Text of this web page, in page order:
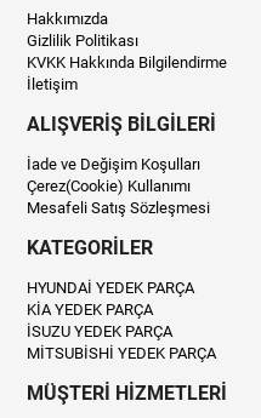
Hakkımızda
Gizlilik Politikası
KVKK Hakkında Bilgilendirme
İletişim
ALIŞVERİŞ BİLGİLERİ
İade ve Değişim Koşulları
Çerez(Cookie) Kullanımı
Mesafeli Satış Sözleşmesi
KATEGORİLER
HYUNDAİ YEDEK PARÇA
KİA YEDEK PARÇA
İSUZU YEDEK PARÇA
MİTSUBİSHİ YEDEK PARÇA
MÜŞTERİ HİZMETLERİ